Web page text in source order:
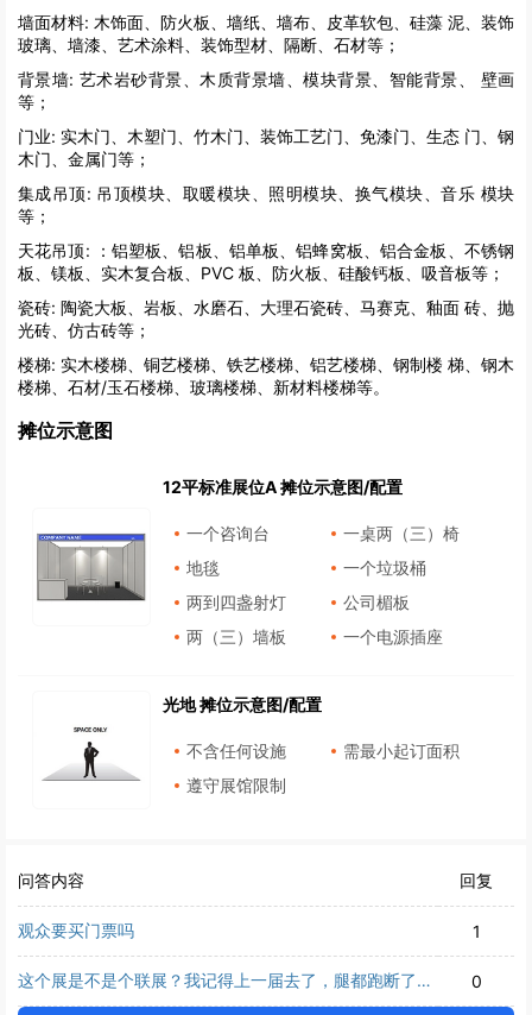
墙面材料: 木饰面、防火板、墙纸、墙布、皮革软包、硅藻 泥、装饰
玻璃、墙漆、艺术涂料、装饰型材、隔断、石材等；
背景墙: 艺术岩砂背景、木质背景墙、模块背景、智能背景、 壁画
等；
门业: 实木门、木塑门、竹木门、装饰工艺门、免漆门、生态 门、钢
木门、金属门等；
集成吊顶: 吊顶模块、取暖模块、照明模块、换气模块、音乐 模块
等；
天花吊顶: ：铝塑板、铝板、铝单板、铝蜂窝板、铝合金板、不锈钢
板、镁板、实木复合板、PVC 板、防火板、硅酸钙板、吸音板等；
瓷砖: 陶瓷大板、岩板、水磨石、大理石瓷砖、马赛克、釉面 砖、抛
光砖、仿古砖等；
楼梯: 实木楼梯、铜艺楼梯、铁艺楼梯、铝艺楼梯、钢制楼 梯、钢木
楼梯、石材/玉石楼梯、玻璃楼梯、新材料楼梯等。
摊位示意图
12平标准展位A 摊位示意图/配置
一个咨询台
一桌两（三）椅
地毯
一个垃圾桶
两到四盏射灯
公司楣板
两（三）墙板
一个电源插座
光地 摊位示意图/配置
不含任何设施
需最小起订面积
遵守展馆限制
问答内容 回复
观众要买门票吗 1
这个展是不是个联展？我记得上一届去了，腿都跑断了，
规模不错。
0